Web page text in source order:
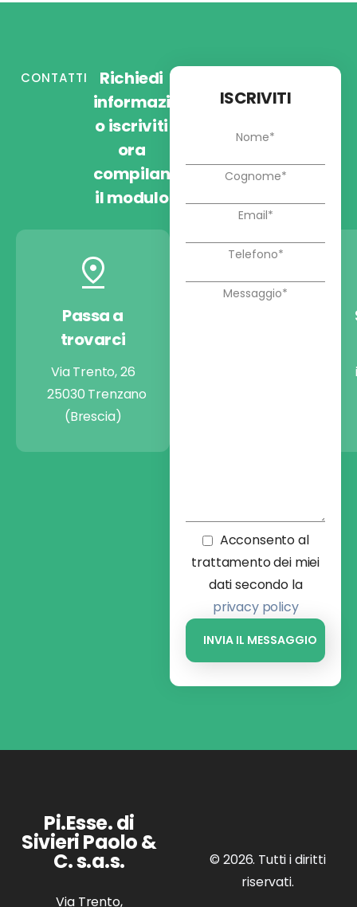
CONTATTI
Richiedi
informazioni
o iscriviti
ora
compilando
il modulo
Passa a
trovarci
Via Trento, 26
25030 Trenzano
(Brescia)
ISCRIVITI
Acconsento al
trattamento dei miei
dati secondo la
privacy policy
Pi.Esse. di
Sivieri Paolo &
C. s.a.s.
Via Trento,
© 2026. Tutti i diritti
riservati.